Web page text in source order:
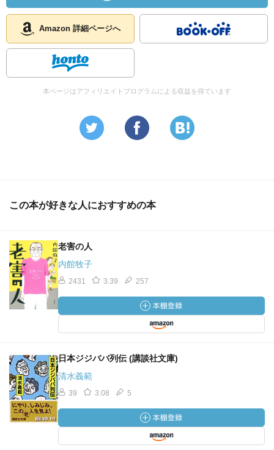
Amazon 詳細ページへ
本ページはアフィリエイトプログラムによる収益を得ています
この本が好きな人におすすめの本
老害の人
内館牧子
2431 3.39 257
日本ジジババ列伝 (講談社文庫)
清水義範
39 3.08 5